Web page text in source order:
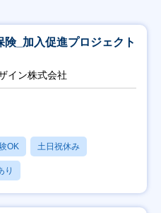
険_加入促進プロジェクト
イン株式会社
OK 土日祝休み
り